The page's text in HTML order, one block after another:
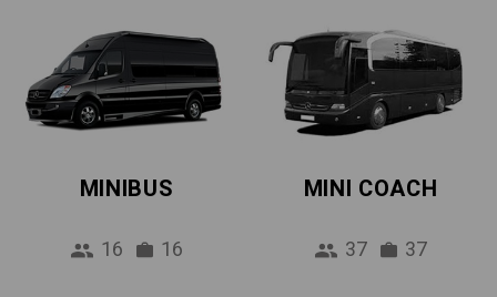
MINIBUS
16 16
MINI COACH
37 37